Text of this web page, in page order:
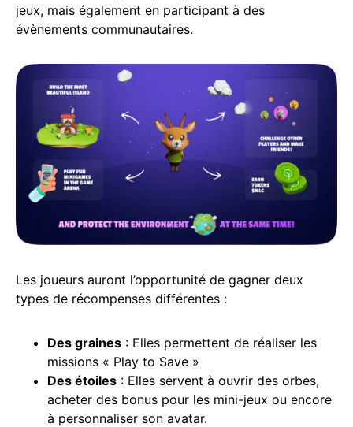
jeux, mais également en participant à des
évènements communautaires.
Les joueurs auront l’opportunité de gagner deux
types de récompenses différentes :
Des graines : Elles permettent de réaliser les
missions « Play to Save »
Des étoiles : Elles servent à ouvrir des orbes,
acheter des bonus pour les mini-jeux ou encore
à personnaliser son avatar.